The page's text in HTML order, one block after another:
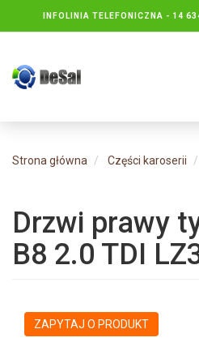
INFOLINIA TELEFONICZNA - 14
PONIEDZIAŁKU DO PIĄTKU : 8.30
Strona główna Części karoserii
Drzwi prawy
B8 2.0 TDI
ZAPYTAJ O PRODUKT